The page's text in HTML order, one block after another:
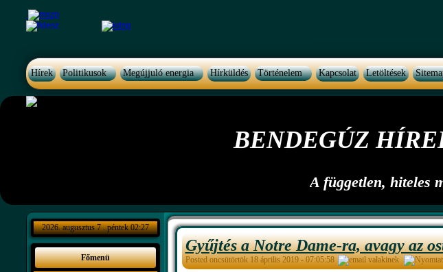
Hírek Politikusok Megújjuló energia Hírküldés Történelem Kapcsolat Letöltések
BENDEGÚZ
A független, hiteles
2026. augusztus 7 . péntek 02:27
Főmenü
Gyűjtés a Notre Dame-ra, avagy az
Posted oncsütörtök 18 április 2019 - 07:05:58